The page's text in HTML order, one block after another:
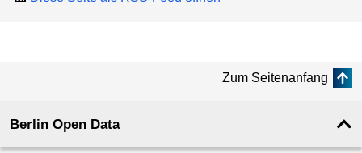
Zum Seitenanfang
Berlin Open Data